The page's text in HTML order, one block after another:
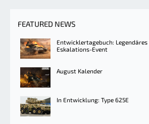
FEATURED NEWS
Entwicklertagebuch: Legendäres
Eskalations-Event
August Kalender
In Entwicklung: Type 625E